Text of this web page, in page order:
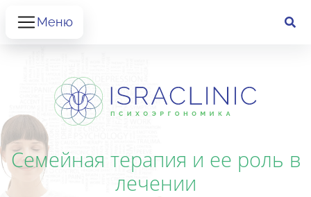
Меню
Семейная терапия и ее роль в
лечении